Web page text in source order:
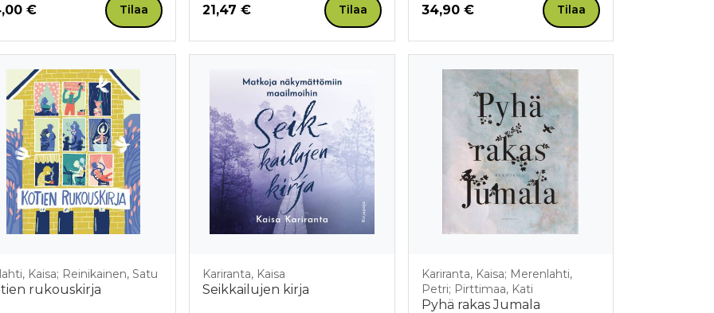
nyt
€ Tilaa Hinta nyt
21,47 € Tilaa Hinta nyt
34,90 € Tilaa
Kaisa; Reinikainen, Satu
rukouskirja
Kariranta, Kaisa
Seikkailujen kirja
Kariranta, Kaisa; Merenlahti,
Petri; Pirttimaa, Kati
Pyhä rakas Jumala